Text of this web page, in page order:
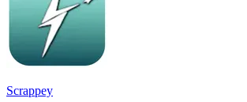
Scrappey